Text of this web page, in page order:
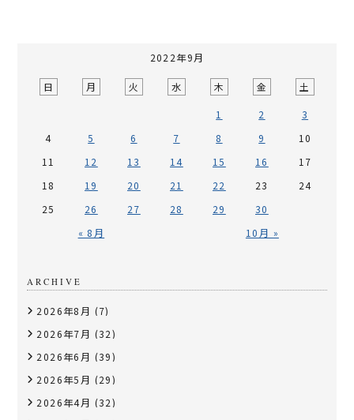
2022年9月
日 月 火 水 木 金 土
« 8月 10月 »
1 2
3
4
5 6 7 8 9
10
11
12 13 14 15 16
17
18
19 20 21 22 23
24
25
26 27 28 29 30
ARCHIVE
2026年8月 (7)
2026年7月 (32)
2026年6月 (39)
2026年5月 (29)
2026年4月 (32)